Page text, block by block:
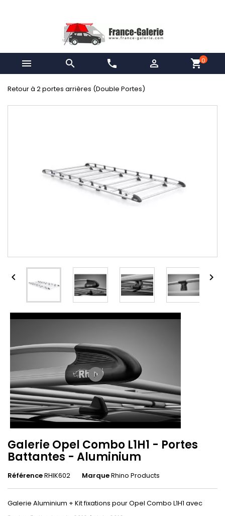
  phone  shopping_cart0
Retour à 2 portes arrières (Double Portes)
 
play_circle_filled
Galerie Opel Combo L1H1 - Portes
Battantes - Aluminium
RéférenceRHIK602 MarqueRhino Products
Galerie Aluminium + Kit fixations pour Opel Combo L1H1 avec